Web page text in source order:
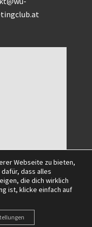
Webseite zu bieten,
dass alles
die dich wirklich
ist, klicke einfach auf